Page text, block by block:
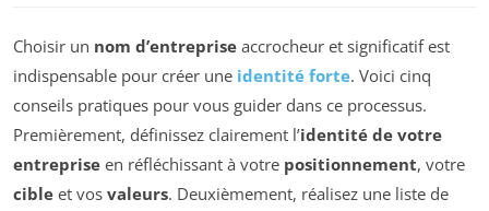
Choisir un nom d’entreprise accrocheur et significatif est
indispensable pour créer une identité forte. Voici cinq
conseils pratiques pour vous guider dans ce processus.
Premièrement, définissez clairement l’identité de votre
entreprise en réfléchissant à votre positionnement, votre
cible et vos valeurs. Deuxièmement, réalisez une liste de